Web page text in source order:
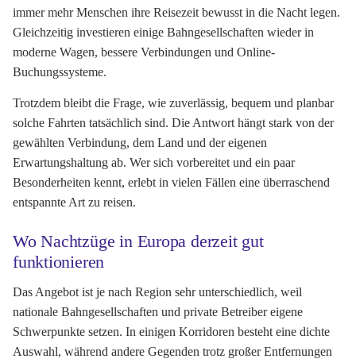
immer mehr Menschen ihre Reisezeit bewusst in die Nacht legen.
Gleichzeitig investieren einige Bahngesellschaften wieder in
moderne Wagen, bessere Verbindungen und Online-
Buchungssysteme.
Trotzdem bleibt die Frage, wie zuverlässig, bequem und planbar
solche Fahrten tatsächlich sind. Die Antwort hängt stark von der
gewählten Verbindung, dem Land und der eigenen
Erwartungshaltung ab. Wer sich vorbereitet und ein paar
Besonderheiten kennt, erlebt in vielen Fällen eine überraschend
entspannte Art zu reisen.
Wo Nachtzüge in Europa derzeit gut
funktionieren
Das Angebot ist je nach Region sehr unterschiedlich, weil
nationale Bahngesellschaften und private Betreiber eigene
Schwerpunkte setzen. In einigen Korridoren besteht eine dichte
Auswahl, während andere Gegenden trotz großer Entfernungen